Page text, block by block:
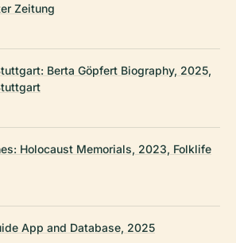
Zeitung
Berta Göpfert Biography, 2025,
Holocaust Memorials, 2023, Folklife
App and Database, 2025